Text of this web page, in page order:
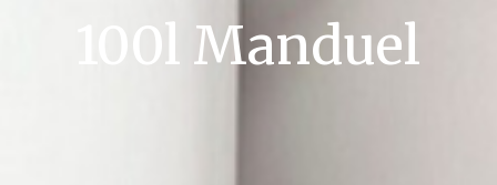
100l Manduel